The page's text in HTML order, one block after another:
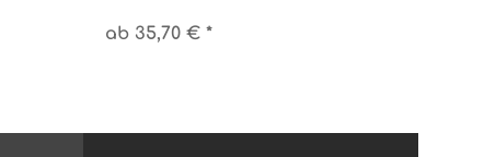
ab 35,70 € *